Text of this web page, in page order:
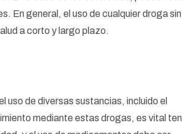
En general, el uso de cualquier droga sin
a corto y largo plazo.
uso de diversas sustancias, incluido el
mediante estas drogas, es vital